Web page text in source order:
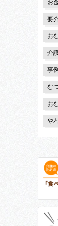
お
要
お
介
事
む
お
や